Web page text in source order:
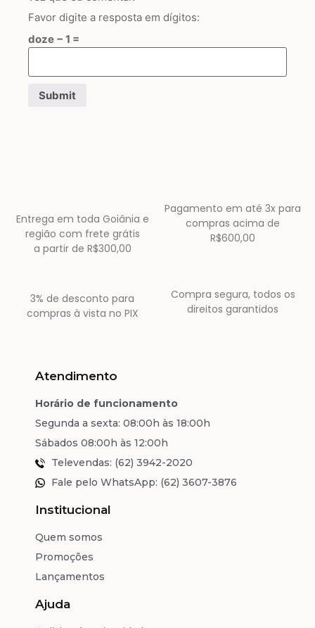
Favor digite a resposta em dígitos:
doze − 1 =
Entrega em toda Goiânia e
região com frete grátis
a partir de R$300,00
Pagamento em até 3x para
compras acima de
R$600,00
3% de desconto para
compras à vista no PIX
Compra segura, todos os
direitos garantidos
Atendimento
Horário de funcionamento
Segunda a sexta: 08:00h às 18:00h
Sábados 08:00h às 12:00h
Televendas: (62) 3942-2020
Fale pelo WhatsApp: (62) 3607-3876
Institucional
Quem somos
Promoções
Lançamentos
Ajuda